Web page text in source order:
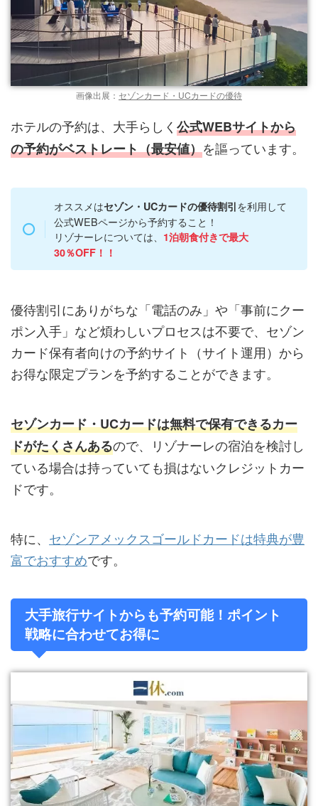
画像出展： セゾンカード・UCカードの優待
ホテルの予約は、大手らしく 公式WEBサイトから
の予約がベストレート（最安値）を謳っています。
オススメはセゾン・UCカードの優待割引を利用して
公式WEBページから予約すること！
リゾナーレについては、 1泊朝食付きで最大
30％OFF！！
優待割引にありがちな「電話のみ」や「事前にクー
ポン入手」など煩わしいプロセスは不要で、セゾン
カード保有者向けの予約サイト（サイト運用）から
お得な限定プランを予約することができます。
セゾンカード・UCカードは無料で保有できるカー
ドがたくさんあるので、リゾナーレの宿泊を検討し
ている場合は持っていても損はないクレジットカー
ドです。
特に、 セゾンアメックスゴールドカードは特典が豊
富でおすすめです。
大手旅行サイトからも予約可能！ポイント
戦略に合わせてお得に